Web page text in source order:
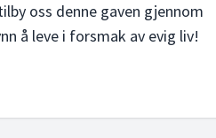
oss denne gaven gjennom
å leve i forsmak av evig liv!